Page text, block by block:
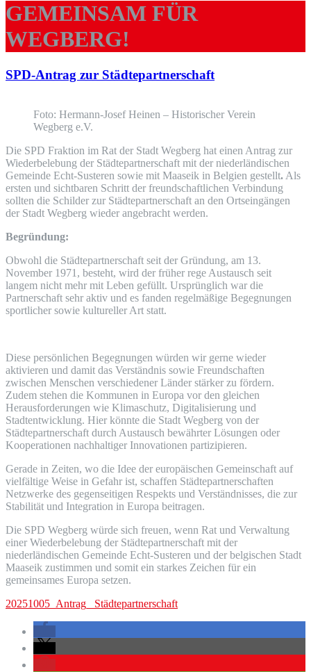
GEMEINSAM FÜR
WEGBERG!
SPD-Antrag zur Städtepartnerschaft
Foto: Hermann-Josef Heinen – Historischer Verein
Wegberg e.V.
Die SPD Fraktion im Rat der Stadt Wegberg hat einen Antrag zur
Wiederbelebung der Städtepartnerschaft mit der niederländischen
Gemeinde Echt-Susteren sowie mit Maaseik in Belgien gestellt. Als
ersten und sichtbaren Schritt der freundschaftlichen Verbindung
sollten die Schilder zur Städtepartnerschaft an den Ortseingängen
der Stadt Wegberg wieder angebracht werden.
Begründung:
Obwohl die Städtepartnerschaft seit der Gründung, am 13.
November 1971, besteht, wird der früher rege Austausch seit
langem nicht mehr mit Leben gefüllt. Ursprünglich war die
Partnerschaft sehr aktiv und es fanden regelmäßige Begegnungen
sportlicher sowie kultureller Art statt.
Diese persönlichen Begegnungen würden wir gerne wieder
aktivieren und damit das Verständnis sowie Freundschaften
zwischen Menschen verschiedener Länder stärker zu fördern.
Zudem stehen die Kommunen in Europa vor den gleichen
Herausforderungen wie Klimaschutz, Digitalisierung und
Stadtentwicklung. Hier könnte die Stadt Wegberg von der
Städtepartnerschaft durch Austausch bewährter Lösungen oder
Kooperationen nachhaltiger Innovationen partizipieren.
Gerade in Zeiten, wo die Idee der europäischen Gemeinschaft auf
vielfältige Weise in Gefahr ist, schaffen Städtepartnerschaften
Netzwerke des gegenseitigen Respekts und Verständnisses, die zur
Stabilität und Integration in Europa beitragen.
Die SPD Wegberg würde sich freuen, wenn Rat und Verwaltung
einer Wiederbelebung der Städtepartnerschaft mit der
niederländischen Gemeinde Echt-Susteren und der belgischen Stadt
Maaseik zustimmen und somit ein starkes Zeichen für ein
gemeinsames Europa setzen.
20251005_Antrag_ Städtepartnerschaft